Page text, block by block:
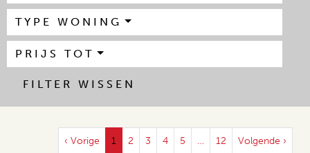
TYPE WONING
PRIJS TOT
FILTER WISSEN
‹ Vorige 1 2 3 4 5 … 12 Volgende ›